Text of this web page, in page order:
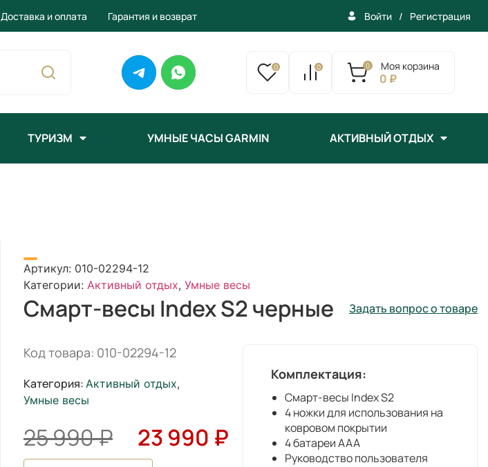
Доставка и оплата Гарантия и возврат Войти / Регистрация
0 0 Моя корзина
0
0 ₽
ТУРИЗМ УМНЫЕ ЧАСЫ GARMIN АКТИВНЫЙ ОТДЫХ
Артикул: 010-02294-12
Категории: Активный отдых, Умные весы
Смарт-весы Index S2 черные Задать вопрос о товаре
Код товара: 010-02294-12
Категория: Активный отдых,
Умные весы
25 990₽ 23 990 ₽
Комплектация:
Смарт-весы Index S2
4 ножки для использования на
ковровом покрытии
4 батареи AAA
Руководство пользователя